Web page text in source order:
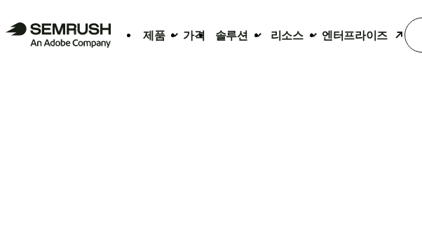
제품 가격 솔루션 리소스 엔터프라이즈